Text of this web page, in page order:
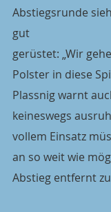
Abstiegsrunde
gut
gerüstet: „Wir
Polster in diese
Plassnig warnt
keineswegs
vollem Einsatz
an so weit wie
Abstieg entfernt